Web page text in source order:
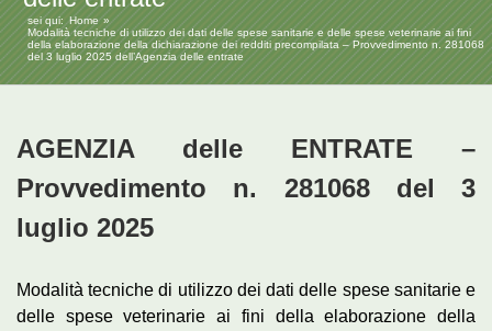
sei qui: Home
Modalità tecniche di utilizzo dei dati delle spese sanitarie e delle spese veterinarie ai fini
della elaborazione della dichiarazione dei redditi precompilata – Provvedimento n. 281068
del 3 luglio 2025 dell’Agenzia delle entrate
AGENZIA delle ENTRATE –
Provvedimento n. 281068 del 3
luglio 2025
Modalità tecniche di utilizzo dei dati delle spese sanitarie e
delle spese veterinarie ai fini della elaborazione della